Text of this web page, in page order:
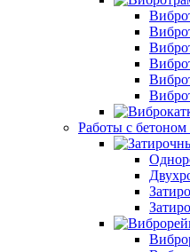
Работы с